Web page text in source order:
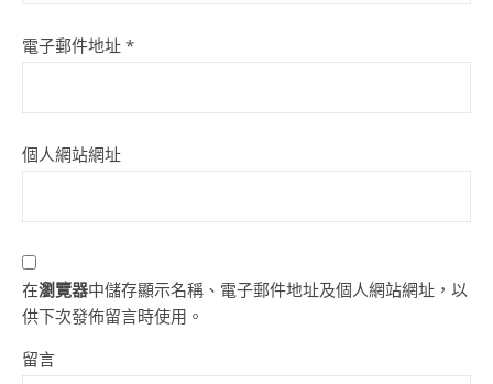
電子郵件地址 *
個人網站網址
在瀏覽器中儲存顯示名稱、電子郵件地址及個人網站網址，以
供下次發佈留言時使用。
留言